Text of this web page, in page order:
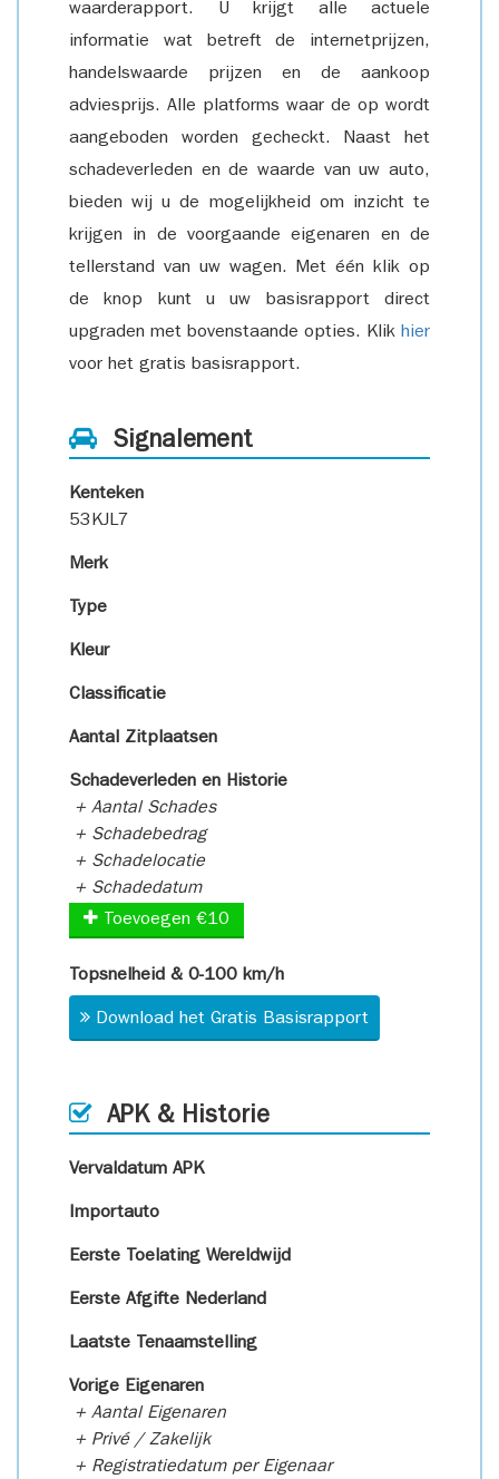
waarderapport. U krijgt alle actuele
informatie wat betreft de internetprijzen,
handelswaarde prijzen en de aankoop
adviesprijs. Alle platforms waar de op wordt
aangeboden worden gecheckt. Naast het
schadeverleden en de waarde van uw auto,
bieden wij u de mogelijkheid om inzicht te
krijgen in de voorgaande eigenaren en de
tellerstand van uw wagen. Met één klik op
de knop kunt u uw basisrapport direct
upgraden met bovenstaande opties. Klik hier
voor het gratis basisrapport.
Signalement
Kenteken
53KJL7
Merk
Type
Kleur
Classificatie
Aantal Zitplaatsen
Schadeverleden en Historie
+ Aantal Schades
+ Schadebedrag
+ Schadelocatie
+ Schadedatum
Toevoegen €10
Topsnelheid & 0-100 km/h
Download het Gratis Basisrapport
APK & Historie
Vervaldatum APK
Importauto
Eerste Toelating Wereldwijd
Eerste Afgifte Nederland
Laatste Tenaamstelling
Vorige Eigenaren
+ Aantal Eigenaren
+ Privé / Zakelijk
+ Registratiedatum per Eigenaar